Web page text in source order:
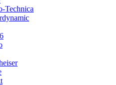
Technica